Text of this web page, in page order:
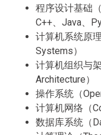
程序设计基础
C++、Java、
计算机系统原
Systems）
计算机组织与
Architecture）
操作系统（
计算机网络（
数据库系统（